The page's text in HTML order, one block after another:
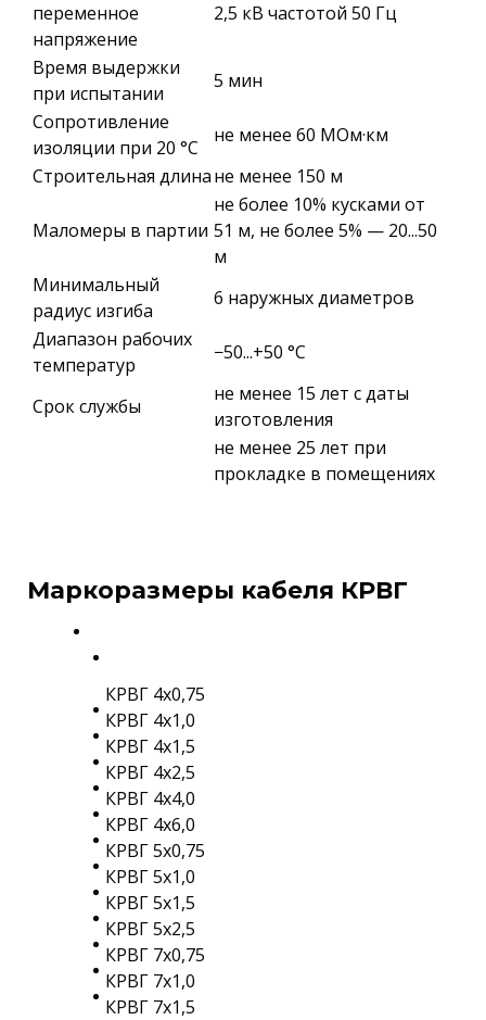
переменное
напряжение
2,5 кВ частотой 50 Гц
Время выдержки
при испытании
5 мин
Сопротивление
изоляции при 20 °С
не менее 60 МОм·км
Строительная длинане менее 150 м
Маломеры в партии
не более 10% кусками от
51 м, не более 5% — 20...50
м
Минимальный
радиус изгиба
6 наружных диаметров
Диапазон рабочих
температур
−50...+50 °C
Срок службы
не менее 15 лет с даты
изготовления
не менее 25 лет при
прокладке в помещениях
Маркоразмеры кабеля КРВГ
КРВГ 4х0,75
КРВГ 4х1,0
КРВГ 4х1,5
КРВГ 4х2,5
КРВГ 4х4,0
КРВГ 4х6,0
КРВГ 5х0,75
КРВГ 5х1,0
КРВГ 5х1,5
КРВГ 5х2,5
КРВГ 7х0,75
КРВГ 7х1,0
КРВГ 7х1,5